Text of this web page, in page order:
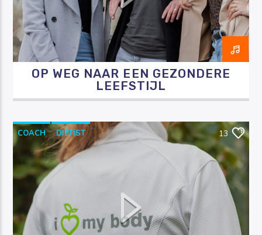
Luister RAZO online
OP WEG NAAR EEN GEZONDERE
LEEFSTIJL
COACH
DIËTIST
MIJNVOEDINGSCOACHDELFT
OVERGEWICHT
RAZO & ZORG
13